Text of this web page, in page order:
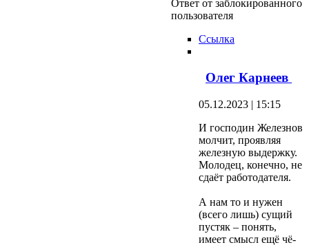
Ответ от заблокированного
пользователя
Ссылка
Олег Карнеев
05.12.2023 | 15:15
И господин Железнов
молчит, проявляя
железную выдержку.
Молодец, конечно, не
сдаёт работодателя.
А нам то и нужен
(всего лишь) сущий
пустяк – понять,
имеет смысл ещё чё-